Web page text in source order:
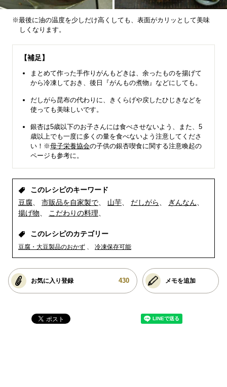
※最後に油の温度を少しだけ高くしても、表面がカリッとして美味
しくなります。
【補足】
まとめて作った手作りがんもどきは、余ったものを揚げて
から冷凍しておき、後日『がんもの煮物』などにしても。
だしがら昆布の代わりに、きくらげや戻したひじきなどを
使っても美味しいです。
銀杏は5歳以下のお子さんには食べさせないよう、また、5
歳以上でも一度に多くの量を食べないよう注意してくださ
い！※母子栄養協会の子供の銀杏喫食に関する注意喚起の
ページも参考に。
このレシピのキーワード
豆腐
市販品を自家製で 山芋 だしがら
ぎんなん
揚げ物
こだわりの料理
このレシピのカテゴリー
豆腐・大豆製品のおかず 冷凍保存可能
お気に入り登録 430 メモを追加